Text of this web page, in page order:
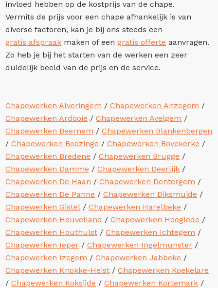
invloed hebben op de kostprijs van de chape.
Vermits de prijs voor een chape afhankelijk is van
diverse factoren, kan je bij ons steeds een
gratis afspraak maken of eengratis offerte aanvragen.
Zo heb je bij het starten van de werken een zeer
duidelijk beeld van de prijs en de service.
Chapewerken Alveringem /Chapewerken Anzegem /
Chapewerken Ardooie /Chapewerken Avelgem /
Chapewerken Beernem /Chapewerken Blankenbergen
/Chapewerken Boezinge /Chapewerken Bovekerke /
Chapewerken Bredene /Chapewerken Brugge /
Chapewerken Damme /Chapewerken Deerlijk /
Chapewerken De Haan /Chapewerken Dentergem /
Chapewerken De Panne /Chapewerken Diksmuide /
Chapewerken Gistel /Chapewerken Harelbeke /
Chapewerken Heuvelland /Chapewerken Hooglede /
Chapewerken Houthulst /Chapewerken Ichtegem /
Chapewerken Ieper /Chapewerken Ingelmunster /
Chapewerken Izegem /Chapewerken Jabbeke /
Chapewerken Knokke-Heist /Chapewerken Koekelare
/Chapewerken Koksijde /Chapewerken Kortemark /